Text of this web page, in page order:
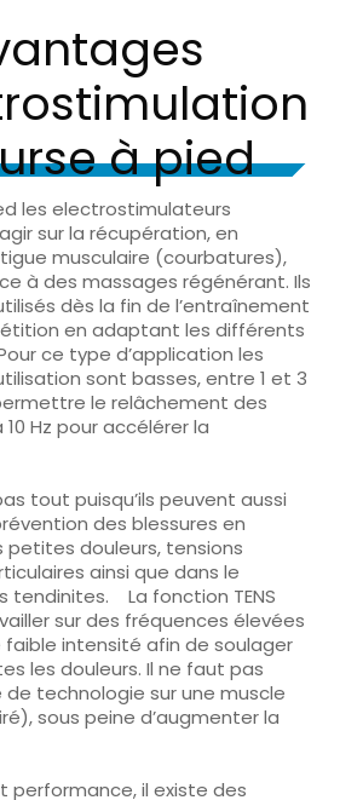
à pied
les electrostimulateurs
sur la récupération, en
musculaire (courbatures),
à des massages régénérant. Ils
dès la fin de l’entraînement
en adaptant les différents
ce type d’application les
sont basses, entre 1 et 3
le relâchement des
Hz pour accélérer la
tout puisqu’ils peuvent aussi
des blessures en
petites douleurs, tensions
ainsi que dans le
tendinites. La fonction TENS
sur des fréquences élevées
faible intensité afin de soulager
les douleurs. Il ne faut pas
technologie sur une muscle
sous peine d’augmenter la
performance, il existe des